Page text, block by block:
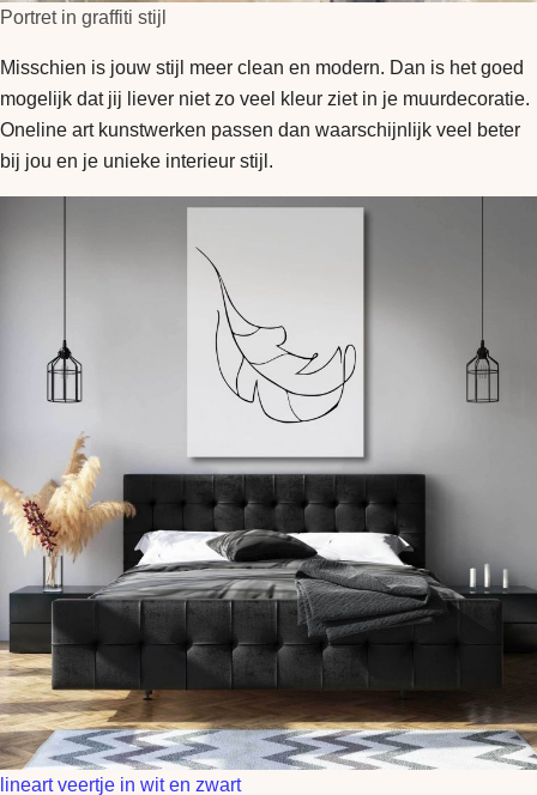
Portret in graffiti stijl
Misschien is jouw stijl meer clean en modern. Dan is het goed
mogelijk dat jij liever niet zo veel kleur ziet in je muurdecoratie.
Oneline art kunstwerken passen dan waarschijnlijk veel beter
bij jou en je unieke interieur stijl.
lineart veertje in wit en zwart